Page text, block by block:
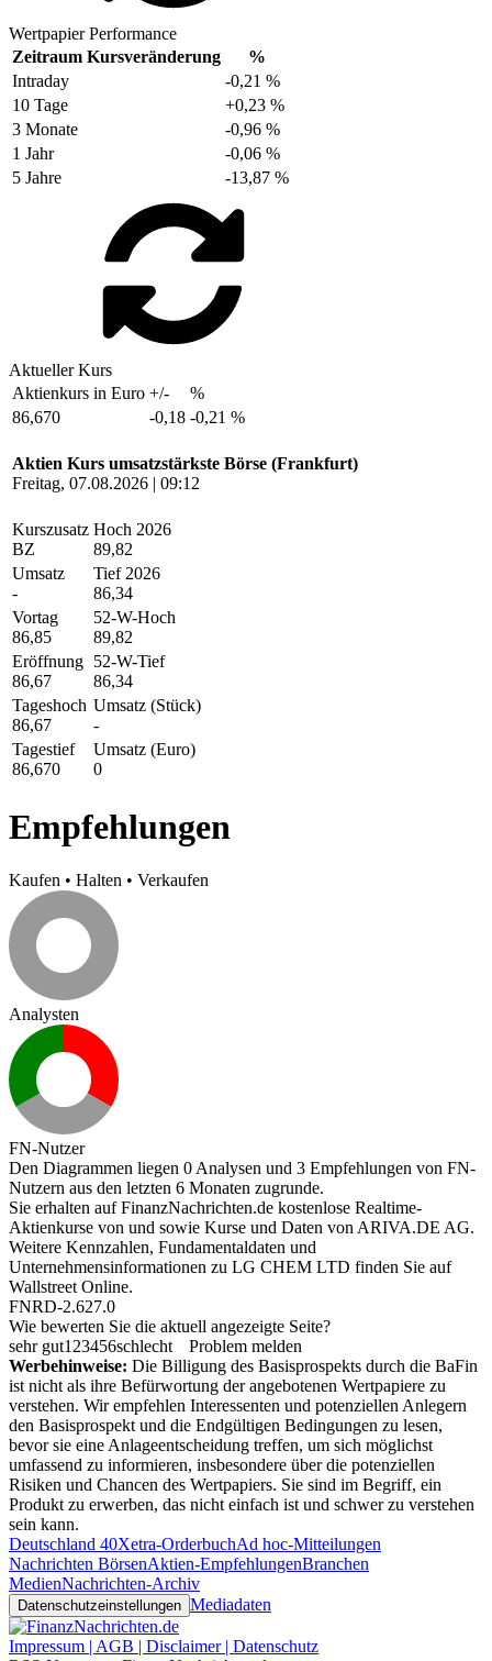
Wertpapier Performance
Zeitraum Kursveränderung
%
Intraday
-0,21 %
10 Tage
+0,23 %
3 Monate
-0,96 %
1 Jahr
-0,06 %
5 Jahre
-13,87 %
Aktueller Kurs
Aktienkurs in Euro +/-
%
86,670
-0,18 -0,21 %
Aktien Kurs umsatzstärkste Börse (Frankfurt)
Freitag, 07.08.2026 | 09:12
Kurszusatz
BZ
Hoch 2026
89,82
Umsatz
-
Tief 2026
86,34
Vortag
86,85
52-W-Hoch
89,82
Eröffnung
86,67
52-W-Tief
86,34
Tageshoch
86,67
Umsatz (Stück)
-
Tagestief
86,670
Umsatz (Euro)
0
Empfehlungen
Kaufen • Halten • Verkaufen
Analysten
FN-Nutzer
Den Diagrammen liegen 0 Analysen und 3 Empfehlungen von FN-
Nutzern aus den letzten 6 Monaten zugrunde.
Sie erhalten auf FinanzNachrichten.de kostenlose Realtime-
Aktienkurse von und sowie Kurse und Daten von ARIVA.DE AG.
Weitere Kennzahlen, Fundamentaldaten und
Unternehmensinformationen zu LG CHEM LTD finden Sie auf
Wallstreet Online.
FNRD-2.627.0
Wie bewerten Sie die aktuell angezeigte Seite?
sehr gut1 23456schlecht
Problem melden
Werbehinweise: Die Billigung des Basisprospekts durch die BaFin
ist nicht als ihre Befürwortung der angebotenen Wertpapiere zu
verstehen. Wir empfehlen Interessenten und potenziellen Anlegern
den Basisprospekt und die Endgültigen Bedingungen zu lesen,
bevor sie eine Anlageentscheidung treffen, um sich möglichst
umfassend zu informieren, insbesondere über die potenziellen
Risiken und Chancen des Wertpapiers. Sie sind im Begriff, ein
Produkt zu erwerben, das nicht einfach ist und schwer zu verstehen
sein kann.
Deutschland 40Xetra-OrderbuchAd hoc-Mitteilungen
Nachrichten BörsenAktien-EmpfehlungenBranchen
MedienNachrichten-Archiv
Datenschutzeinstellungen Mediadaten
Impressum | AGB | Disclaimer | Datenschutz